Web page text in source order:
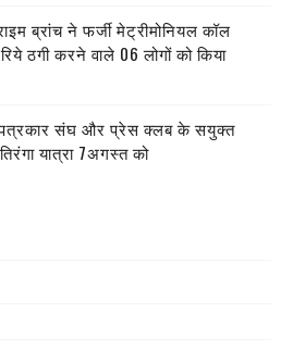
ब्रांच ने फर्जी मेट्रीमोनियल कॉल
ठगी करने वाले 06 लोगों को किया
संघ और प्रेस क्लब के सयुक्त
यात्रा 7अगस्त को